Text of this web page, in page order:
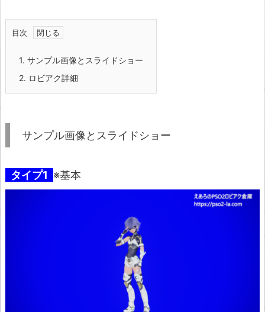
目次
1. サンプル画像とスライドショー
2. ロビアク詳細
サンプル画像とスライドショー
タイプ1 ※基本